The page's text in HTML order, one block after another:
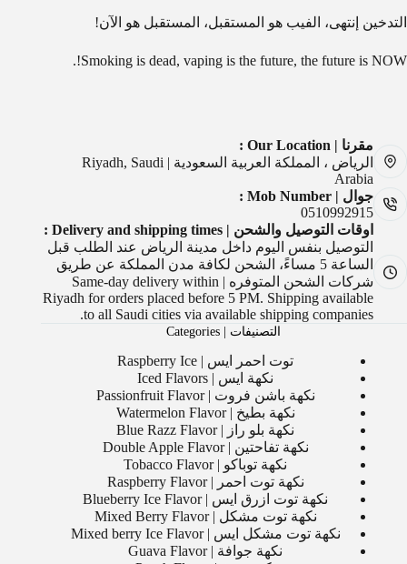
التدخين إنتهى، الفيب هو المستقبل، المستقبل هو الآن!
Smoking is dead, vaping is the future, the future is NOW!.
مقرنا | Our Location :
الرياض ، المملكة العربية السعودية | Riyadh, Saudi
Arabia
جوال | Mob Number :
0510992915
اوقات التوصيل والشحن | Delivery and shipping times :
التوصيل بنفس اليوم داخل مدينة الرياض عند الطلب قبل
الساعة 5 مساءً، الشحن لكافة مدن المملكة عن طريق
شركات الشحن المتوفره | Same-day delivery within
Riyadh for orders placed before 5 PM. Shipping available
to all Saudi cities via available shipping companies.
التصنيفات | Categories
توت احمر ايس | Raspberry Ice
نكهة ايس | Iced Flavors
نكهة باشن فروت | Passionfruit Flavor
نكهة بطيخ | Watermelon Flavor
نكهة بلو راز | Blue Razz Flavor
نكهة تفاحتين | Double Apple Flavor
نكهة توباكو | Tobacco Flavor
نكهة توت احمر | Raspberry Flavor
نكهة توت ازرق ايس | Blueberry Ice Flavor
نكهة توت مشكل | Mixed Berry Flavor
نكهة توت مشكل ايس | Mixed berry Ice Flavor
نكهة جوافة | Guava Flavor